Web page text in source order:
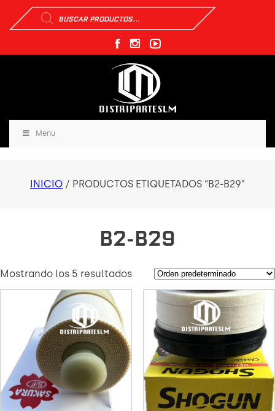
Búsqueda
de
productos
Menu
INICIO / PRODUCTOS ETIQUETADOS “B2-B29”
B2-B29
Mostrando los 5 resultados